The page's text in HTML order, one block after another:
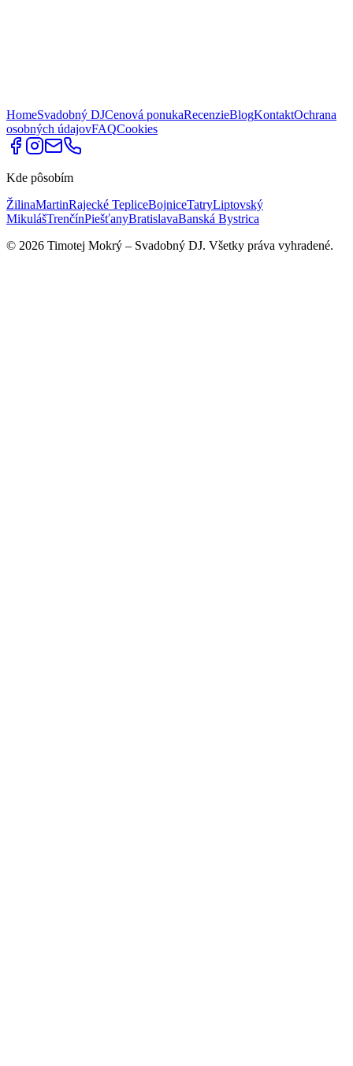
HomeSvadobný DJCenová ponukaRecenzieBlogKontaktOchrana
osobných údajovFAQCookies
Kde pôsobím
ŽilinaMartinRajecké TepliceBojniceTatryLiptovský
MikulášTrenčínPiešťanyBratislavaBanská Bystrica
© 2026 Timotej Mokrý – Svadobný DJ. Všetky práva vyhradené.